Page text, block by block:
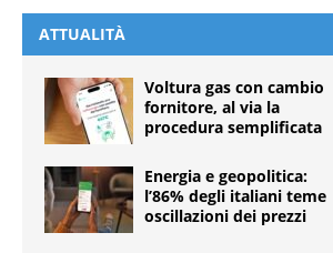
ATTUALITÀ
Voltura gas con cambio
fornitore, al via la
procedura semplificata
Energia e geopolitica:
l’86% degli italiani teme
oscillazioni dei prezzi